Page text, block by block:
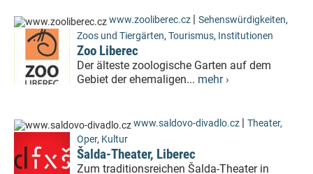
www.zooliberec.cz | Sehenswürdigkeiten,
Zoos und Tiergärten, Tourismus, Institutionen
Zoo Liberec
Der älteste zoologische Garten auf dem
Gebiet der ehemaligen... mehr ›
www.saldovo-divadlo.cz | Theater,
Oper, Kultur
Šalda-Theater, Liberec
Zum traditionsreichen Šalda-Theater in